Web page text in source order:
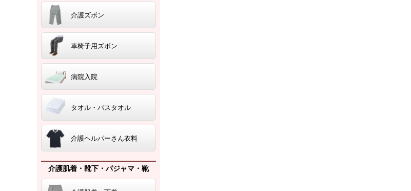
介護ズボン
車椅子用ズボン
病院入院
タオル・バスタオル
介護ヘルパーさん衣料
介護肌着・靴下・パジャマ・靴